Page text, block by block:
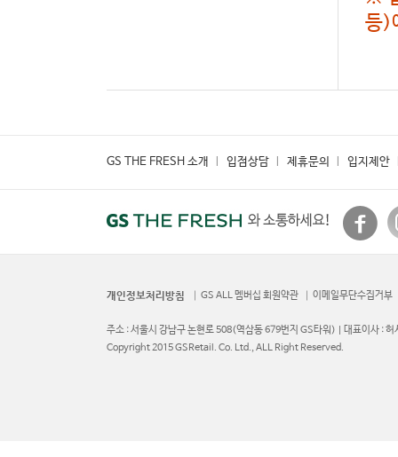
등)
GS THE FRESH 소개 입점상담 제휴문의 입지제안
개인정보처리방침 GS ALL 멤버십 회원약관 이메일무단수집거부
주소 : 서울시 강남구 논현로 508(역삼동 679번지 GS타워) | 대표이사 :
Copyright 2015 GSRetail. Co. Ltd., ALL Right Reserved.